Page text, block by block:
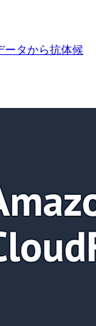
ータから抗体候